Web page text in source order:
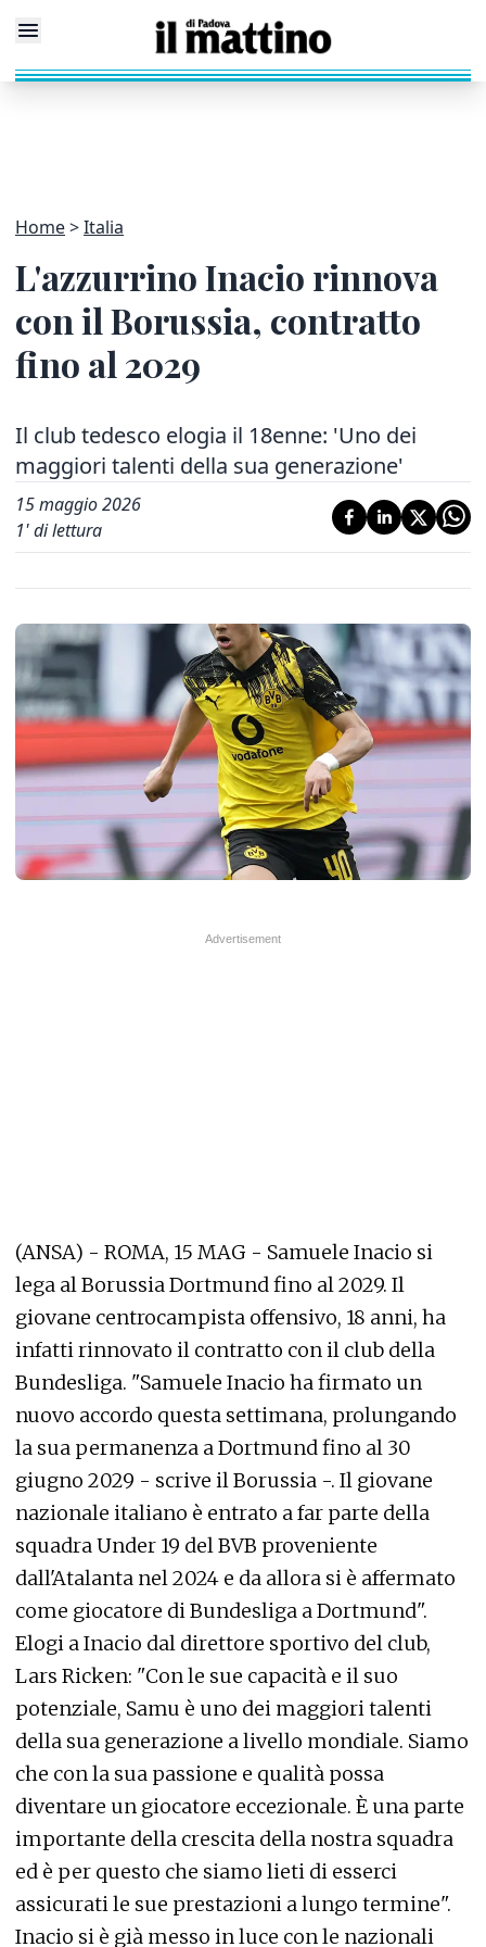
Home Italia
L'azzurrino Inacio rinnova
con il Borussia, contratto
fino al 2029
Il club tedesco elogia il 18enne: 'Uno dei
maggiori talenti della sua generazione'
15 maggio 2026
1' di lettura
(ANSA) - ROMA, 15 MAG - Samuele Inacio si
lega al Borussia Dortmund fino al 2029. Il
giovane centrocampista offensivo, 18 anni, ha
infatti rinnovato il contratto con il club della
Bundesliga. "Samuele Inacio ha firmato un
nuovo accordo questa settimana, prolungando
la sua permanenza a Dortmund fino al 30
giugno 2029 - scrive il Borussia -. Il giovane
nazionale italiano è entrato a far parte della
squadra Under 19 del BVB proveniente
dall'Atalanta nel 2024 e da allora si è affermato
come giocatore di Bundesliga a Dortmund".
Elogi a Inacio dal direttore sportivo del club,
Lars Ricken: "Con le sue capacità e il suo
potenziale, Samu è uno dei maggiori talenti
della sua generazione a livello mondiale. Siamo
che con la sua passione e qualità possa
diventare un giocatore eccezionale. È una parte
importante della crescita della nostra squadra
ed è per questo che siamo lieti di esserci
assicurati le sue prestazioni a lungo termine".
Inacio si è già messo in luce con le nazionali